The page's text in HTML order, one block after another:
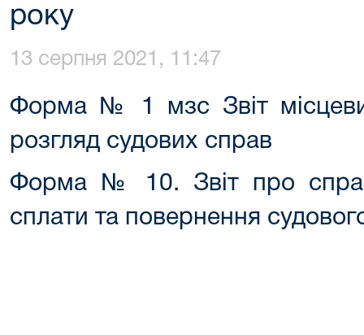
року
13 серпня 2021, 11:47
Форма № 1 мзс Звіт
розгляд судових справ
Форма № 10. Звіт про
сплати та повернення